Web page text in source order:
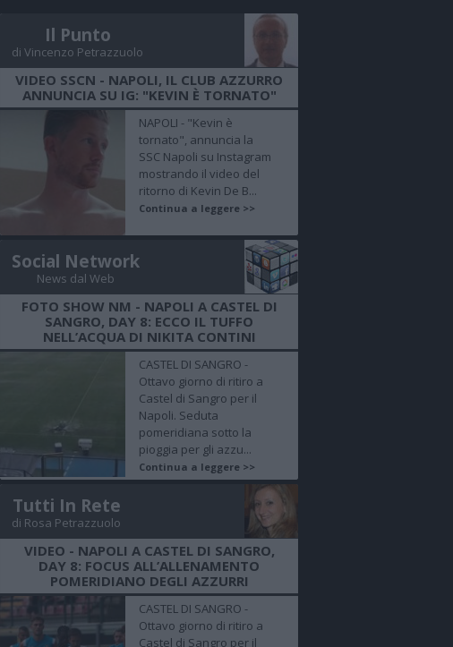
Il Punto
di Vincenzo Petrazzuolo
VIDEO SSCN - NAPOLI, IL CLUB AZZURRO
ANNUNCIA SU IG: "KEVIN È TORNATO"
NAPOLI - "Kevin è
tornato", annuncia la
SSC Napoli su Instagram
mostrando il video del
ritorno di Kevin De B...
Continua a leggere >>
Social Network
News dal Web
FOTO SHOW NM - NAPOLI A CASTEL DI
SANGRO, DAY 8: ECCO IL TUFFO
NELL’ACQUA DI NIKITA CONTINI
CASTEL DI SANGRO -
Ottavo giorno di ritiro a
Castel di Sangro per il
Napoli. Seduta
pomeridiana sotto la
pioggia per gli azzu...
Continua a leggere >>
Tutti In Rete
di Rosa Petrazzuolo
VIDEO - NAPOLI A CASTEL DI SANGRO,
DAY 8: FOCUS ALL’ALLENAMENTO
POMERIDIANO DEGLI AZZURRI
CASTEL DI SANGRO -
Ottavo giorno di ritiro a
Castel di Sangro per il